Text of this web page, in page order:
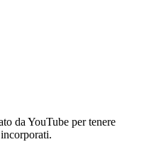
da YouTube per tenere